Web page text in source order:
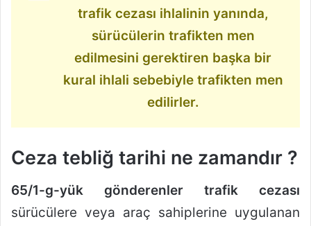
trafik cezası ihlalinin yanında,
sürücülerin trafikten men
edilmesini gerektiren başka bir
kural ihlali sebebiyle trafikten men
edilirler.
Ceza tebliğ tarihi ne zamandır ?
65/1-g-yük gönderenler trafik cezası
sürücülere veya araç sahiplerine uygulanan